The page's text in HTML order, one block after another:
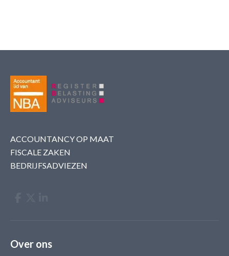
ACCOUNTANCY OP MAAT
FISCALE ZAKEN
BEDRIJFSADVIEZEN
Over ons